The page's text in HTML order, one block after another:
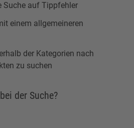
Suche auf Tippfehler
einem allgemeineren
der Kategorien nach
zu suchen
der Suche?